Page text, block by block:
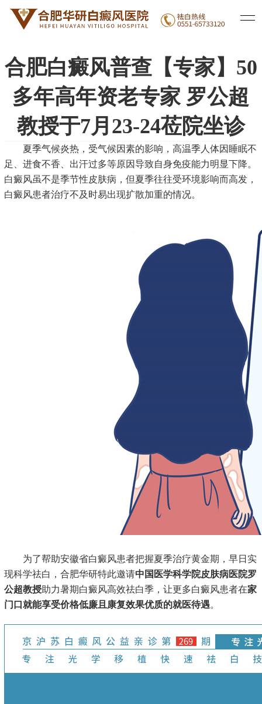
医院新闻 | 白癜风治疗 | 白癜风常识
合肥白癜风普查【专家】50
多年高年资老专家 罗公超
教授于7月23-24莅院坐诊
夏季气候炎热，受气候因素的影响，高温季人体因睡眠不
足、进食不香、出汗过多等原因导致自身免疫能力明显下降。
白癜风虽不是季节性皮肤病，但夏季往往受环境影响而高发，
白癜风患者治疗不及时易出现扩散加重的情况。
为了帮助安徽省白癜风患者把握夏季治疗黄金期，早日实
现科学祛白，合肥华研特此邀请中国医学科学院皮肤病医院罗
公超教授助力暑期白癜风高效祛白季，让更多白癜风患者在家
门口就能享受价格低廉且康复效果优质的就医待遇。